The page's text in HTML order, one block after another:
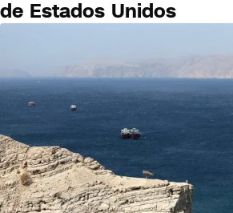
de Estados Unidos